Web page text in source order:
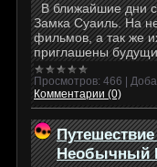
В ближайшие дни
Замка Суаиль. На
фильмов, а так же
приглашены
Просмотров: 466
Комментарии (0)
Необычный